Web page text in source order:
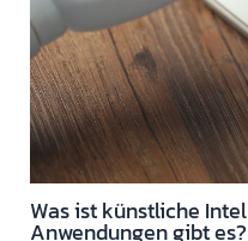
Was ist künstliche
Anwendungen gibt